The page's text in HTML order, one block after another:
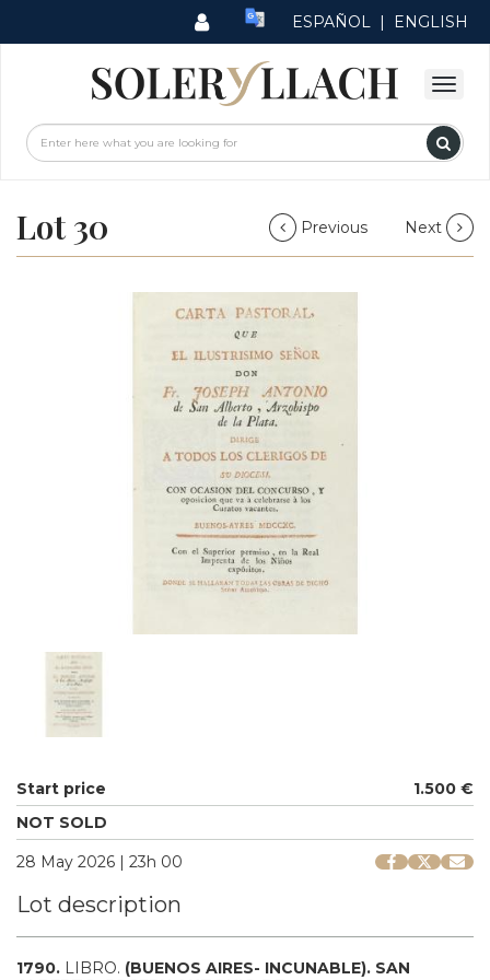
ESPAÑOL | ENGLISH
Lot 30 Previous Next
Start price
1.500 €
NOT SOLD
28 May 2026 | 23h 00
Lot description
1790. LIBRO. (BUENOS AIRES- INCUNABLE). SAN